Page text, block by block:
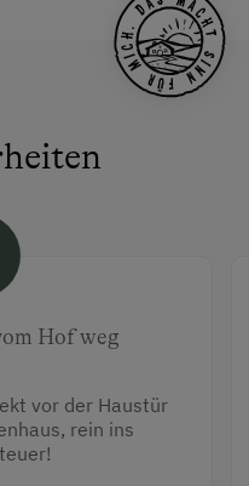
Hof weg
vor der Haustür
rein ins